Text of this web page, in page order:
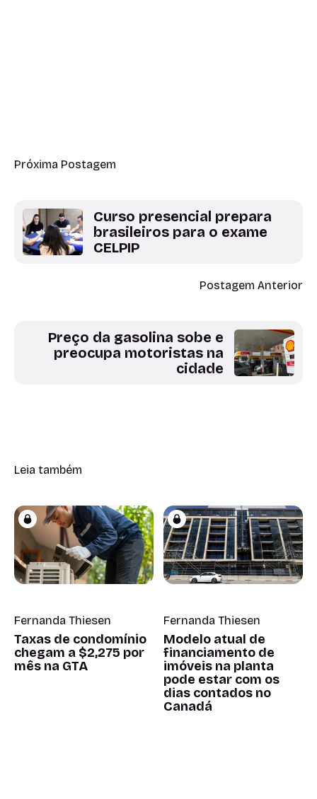
Próxima Postagem
Curso presencial prepara
brasileiros para o exame
CELPIP
Postagem Anterior
Preço da gasolina sobe e
preocupa motoristas na
cidade
Leia também
Fernanda Thiesen
Taxas de condomínio
chegam a $2,275 por
mês na GTA
Fernanda Thiesen
Modelo atual de
financiamento de
imóveis na planta
pode estar com os
dias contados no
Canadá